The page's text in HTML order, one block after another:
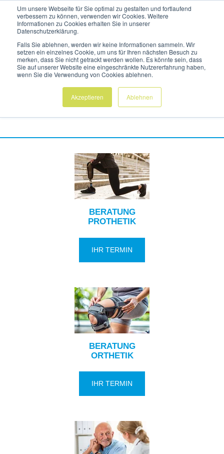
Um unsere Webseite für Sie optimal zu gestalten und fortlaufend
verbessern zu können, verwenden wir Cookies. Weitere
Informationen zu Cookies erhalten Sie in unserer
Datenschutzerklärung.
Falls Sie ablehnen, werden wir keine Informationen sammeln. Wir
setzen ein einzelnes Cookie, um uns für Ihren nächsten Besuch zu
merken, dass Sie nicht getrackt werden wollen. Es könnte sein, dass
Sie auf unserer Website eine eingeschränkte Nutzererfahrung haben,
wenn Sie die Verwendung von Cookies ablehnen.
Akzeptieren Ablehnen
BUCHEN SIE JETZT EINEN TERMIN
BEI IHREM
EXPERTEN-TEAM
BERATUNG
PROTHETIK
IHR TERMIN
BERATUNG
ORTHETIK
IHR TERMIN